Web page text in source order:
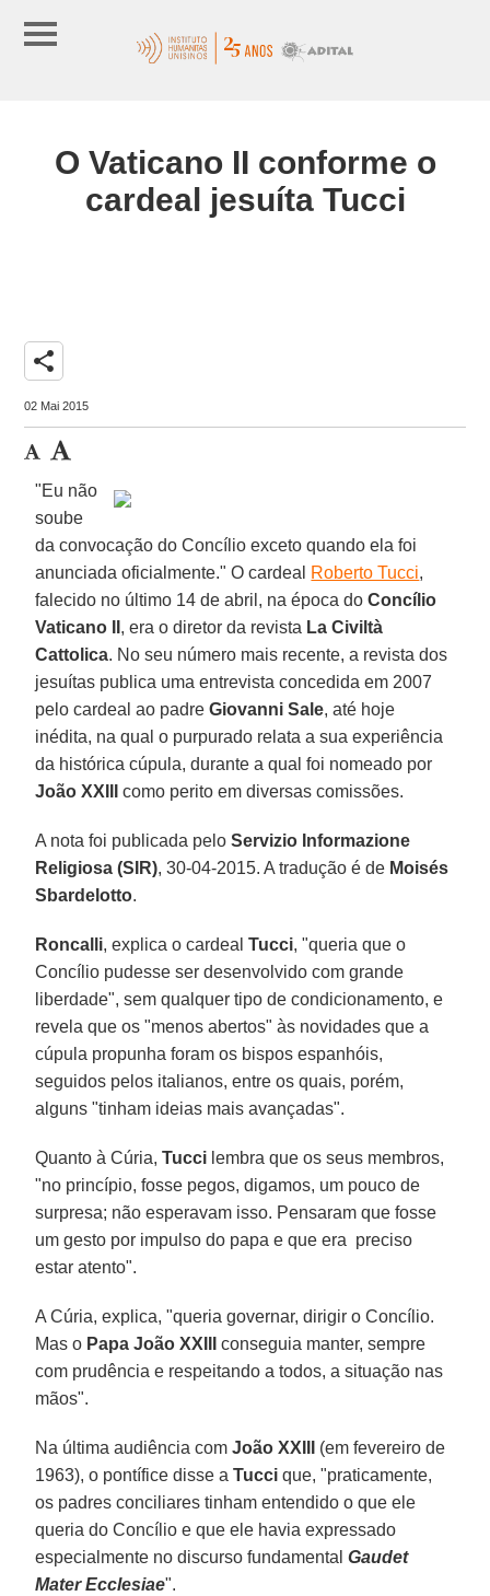
O Vaticano II conforme o
cardeal jesuíta Tucci
share
02 Mai 2015
"Eu não
soube
da convocação do Concílio exceto quando ela foi
anunciada oficialmente." O cardeal Roberto Tucci,
falecido no último 14 de abril, na época doConcílio
Vaticano II , era o diretor da revista La Civiltà
Cattolica. No seu número mais recente, a revista dos
jesuítas publica uma entrevista concedida em 2007
pelo cardeal ao padreGiovanni Sale, até hoje
inédita, na qual o purpurado relata a sua experiência
da histórica cúpula, durante a qual foi nomeado por
João XXIII
como perito em diversas comissões.
A nota foi publicada peloServizio Informazione
Religiosa (SIR), 30-04-2015. A tradução é de Moisés
Sbardelotto.
Roncalli, explica o cardealTucci, "queria que o
Concílio pudesse ser desenvolvido com grande
liberdade", sem qualquer tipo de condicionamento, e
revela que os "menos abertos" às novidades que a
cúpula propunha foram os bispos espanhóis,
seguidos pelos italianos, entre os quais, porém,
alguns "tinham ideias mais avançadas".
Quanto à Cúria,Tucci lembra que os seus membros,
"no princípio, fosse pegos, digamos, um pouco de
surpresa; não esperavam isso. Pensaram que fosse
um gesto por impulso do papa e que era preciso
estar atento".
A Cúria, explica, "queria governar, dirigir o Concílio.
Mas o Papa João XXIII
conseguia manter, sempre
com prudência e respeitando a todos, a situação nas
mãos".
Na última audiência comJoão XXIII
(em fevereiro de
1963), o pontífice disse aTucci que, "praticamente,
os padres conciliares tinham entendido o que ele
queria do Concílio e que ele havia expressado
especialmente no discurso fundamentalGaudet
Mater Ecclesiae".